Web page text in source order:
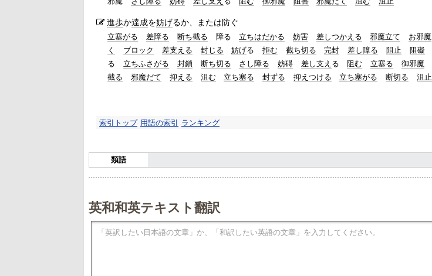
進歩か達成を妨げるか、または防ぐ
立塞がる 差障る 断ち截る 障る 立ちはだかる 妨害 差しつかえる 邪魔立て お邪魔
く
ブロック 差支える 封じる 妨げる 拒む 截ち切る 完封 差し障る 阻止 阻礙
る
立ちふさがる 封鎖 断ち切る さし障る 妨碍 差し支え る 阻む 立塞る 御邪魔
截る
邪魔だて 抑える 沮む 立ち塞る 封ずる 抑えつける 立ち塞がる 断切る 沮止
索引トップ 用語の索引 ランキング
類語
英和和英テキスト翻訳